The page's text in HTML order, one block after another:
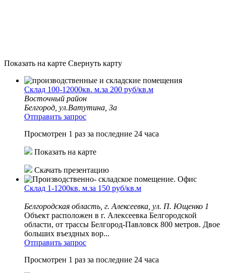
Показать на карте Свернуть карту
Склад 100-12000кв. м.за 200 руб/кв.м
Восточный район
Белгород, ул.Ватутина, 3а
Отправить запрос
Просмотрен 1 раз за последние 24 часа
Показать на карте
Скачать презентацию
Склад 1-1200кв. м.за 150 руб/кв.м
Белгородская область, г. Алексеевка, ул. П. Ющенко 1
Объект расположен в г. Алексеевка Белгородской
области, от трассы Белгород-Павловск 800 метров. Двое
больших въездных вор...
Отправить запрос
Просмотрен 1 раз за последние 24 часа